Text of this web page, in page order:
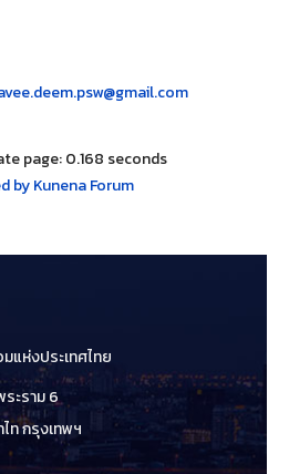
page: 0.168 seconds
by Kunena Forum
แห่งประเทศไทย
ะราม 6
ท กรุงเทพฯ